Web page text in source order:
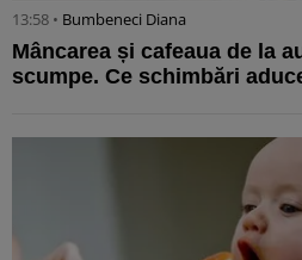
13:58 • Bumbeneci Diana
Mâncarea și cafeaua de la
scumpe. Ce schimbări